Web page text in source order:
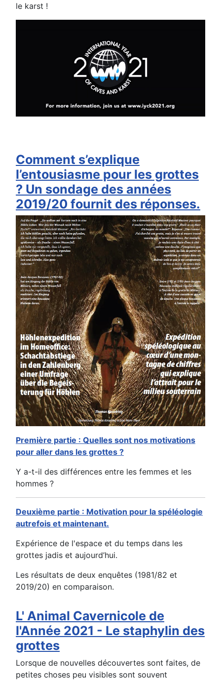
le karst !
Comment s’explique
l’entousiasme pour les grottes
? Un sondage des années
2019/20 fournit des réponses.
Première partie : Quelles sont nos motivations
pour aller dans les grottes ?
Y a-t-il des différences entre les femmes et les
hommes ?
Deuxième partie : Motivation pour la spéléologie
autrefois et maintenant.
Expérience de l'espace et du temps dans les
grottes jadis et aujourd’hui.
Les résultats de deux enquêtes (1981/82 et
2019/20) en comparaison.
L' Animal Cavernicole de
l'Année 2021 - Le staphylin des
grottes
Lorsque de nouvelles découvertes sont faites, de
petites choses peu visibles sont souvent